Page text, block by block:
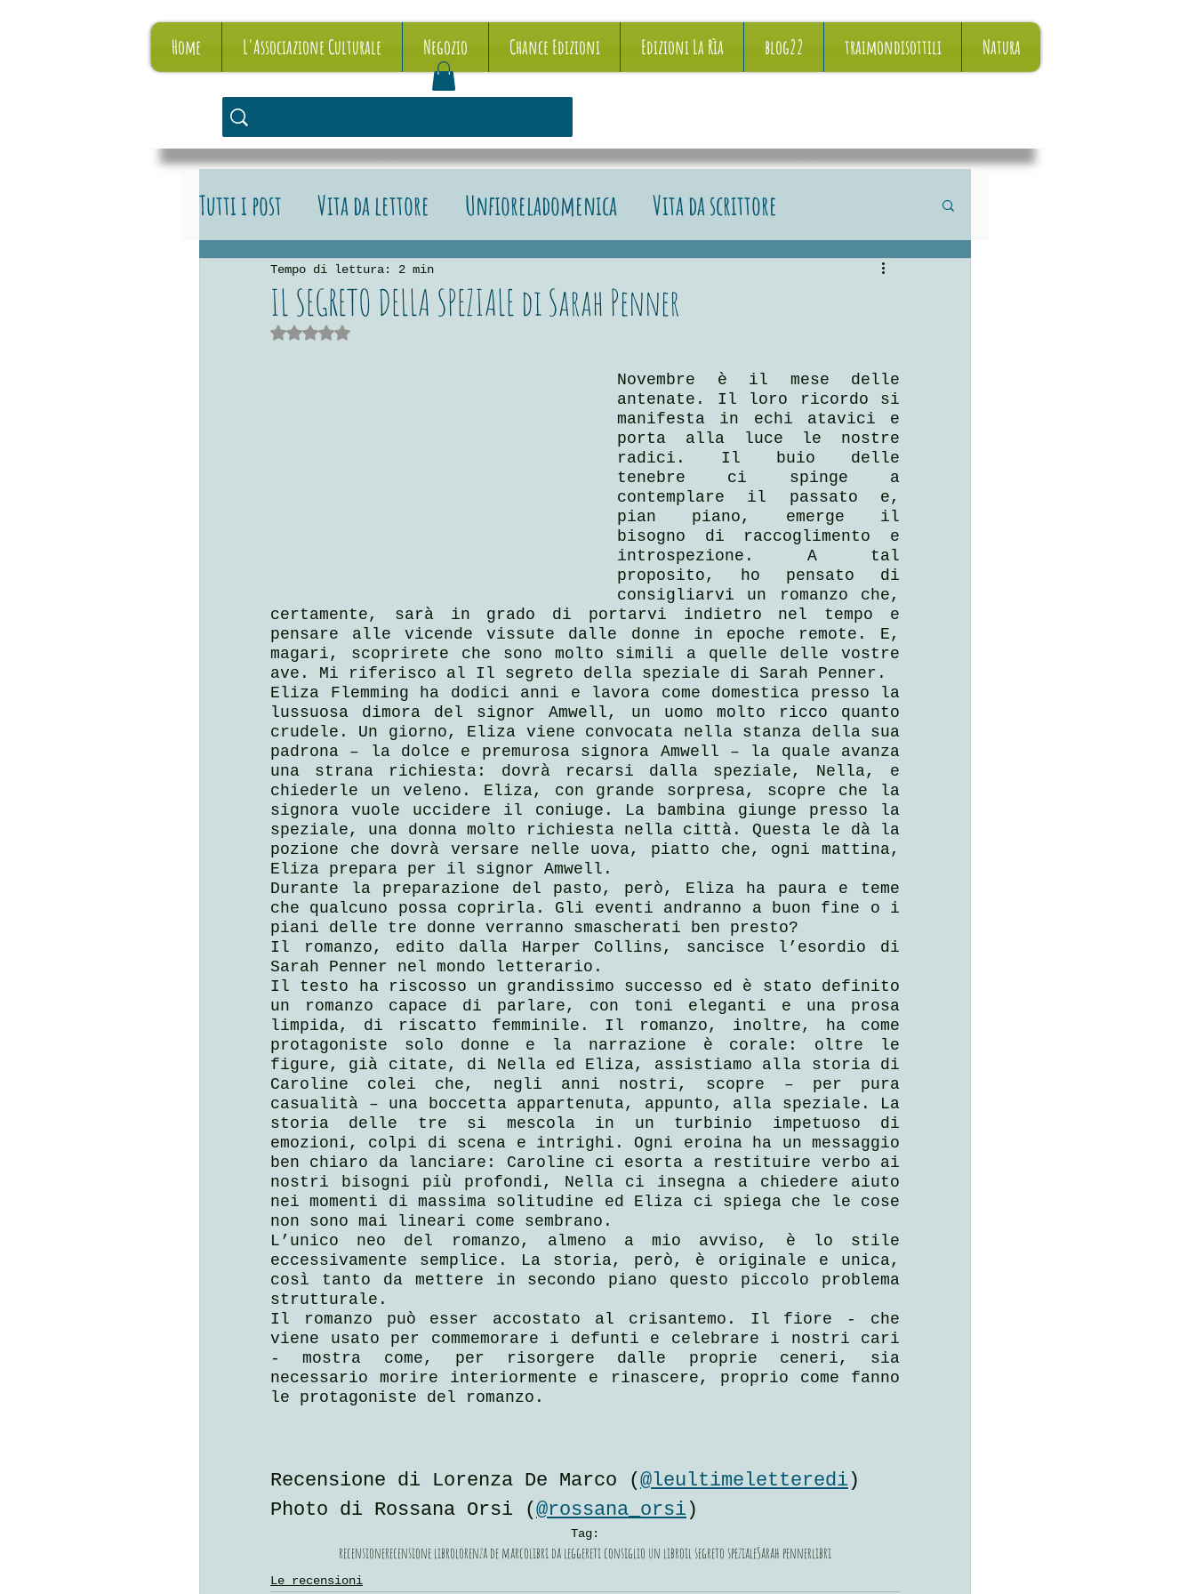
Home L'Associazione Culturale Negozio Chance Edizioni Edizioni La Rìa blog22 traimondisottili Natura
Tutti i post Vita da lettore Unfioreladomenica Vita da scrittore
Vita da editore Le recensioni
IL SEGRETO DELLA SPEZIALE di Sarah Penner
Tempo di lettura: 2 min
Valutazione NaN stelle su 5.
Novembre è il mese delle
antenate. Il loro ricordo si
manifesta in echi atavici e
porta alla luce le nostre
radici. Il buio delle
tenebre ci spinge a
contemplare il passato e,
pian piano, emerge il
bisogno di raccoglimento e
introspezione. A tal
proposito, ho pensato di
consigliarvi un romanzo che,
certamente, sarà in grado di portarvi indietro nel tempo e
pensare alle vicende vissute dalle donne in epoche remote. E,
magari, scoprirete che sono molto simili a quelle delle vostre
ave. Mi riferisco al Il segreto della speziale di Sarah Penner.
Eliza Flemming ha dodici anni e lavora come domestica presso la
lussuosa dimora del signor Amwell, un uomo molto ricco quanto
crudele. Un giorno, Eliza viene convocata nella stanza della sua
padrona – la dolce e premurosa signora Amwell – la quale avanza
una strana richiesta: dovrà recarsi dalla speziale, Nella, e
chiederle un veleno. Eliza, con grande sorpresa, scopre che la
signora vuole uccidere il coniuge. La bambina giunge presso la
speziale, una donna molto richiesta nella città. Questa le dà la
pozione che dovrà versare nelle uova, piatto che, ogni mattina,
Eliza prepara per il signor Amwell.
Durante la preparazione del pasto, però, Eliza ha paura e teme
che qualcuno possa coprirla. Gli eventi andranno a buon fine o i
piani delle tre donne verranno smascherati ben presto?
Il romanzo, edito dalla Harper Collins, sancisce l’esordio di
Sarah Penner nel mondo letterario.
Il testo ha riscosso un grandissimo successo ed è stato definito
un romanzo capace di parlare, con toni eleganti e una prosa
limpida, di riscatto femminile. Il romanzo, inoltre, ha come
protagoniste solo donne e la narrazione è corale: oltre le
figure, già citate, di Nella ed Eliza, assistiamo alla storia di
Caroline colei che, negli anni nostri, scopre – per pura
casualità – una boccetta appartenuta, appunto, alla speziale. La
storia delle tre si mescola in un turbinio impetuoso di
emozioni, colpi di scena e intrighi. Ogni eroina ha un messaggio
ben chiaro da lanciare: Caroline ci esorta a restituire verbo ai
nostri bisogni più profondi, Nella ci insegna a chiedere aiuto
nei momenti di massima solitudine ed Eliza ci spiega che le cose
non sono mai lineari come sembrano.
L’unico neo del romanzo, almeno a mio avviso, è lo stile
eccessivamente semplice. La storia, però, è originale e unica,
così tanto da mettere in secondo piano questo piccolo problema
strutturale.
Il romanzo può esser accostato al crisantemo. Il fiore - che
viene usato per commemorare i defunti e celebrare i nostri cari
- mostra come, per risorgere dalle proprie ceneri, sia
necessario morire interiormente e rinascere, proprio come fanno
le protagoniste del romanzo.
Recensione di Lorenza De Marco ( @leultimeletteredi )
Photo di Rossana Orsi ( @rossana_orsi )
Tag:
recensionerecensione librolorenza de marcolibri da leggereti consiglio un libroil segreto spezialeSarah pennerlibri
Le recensioni